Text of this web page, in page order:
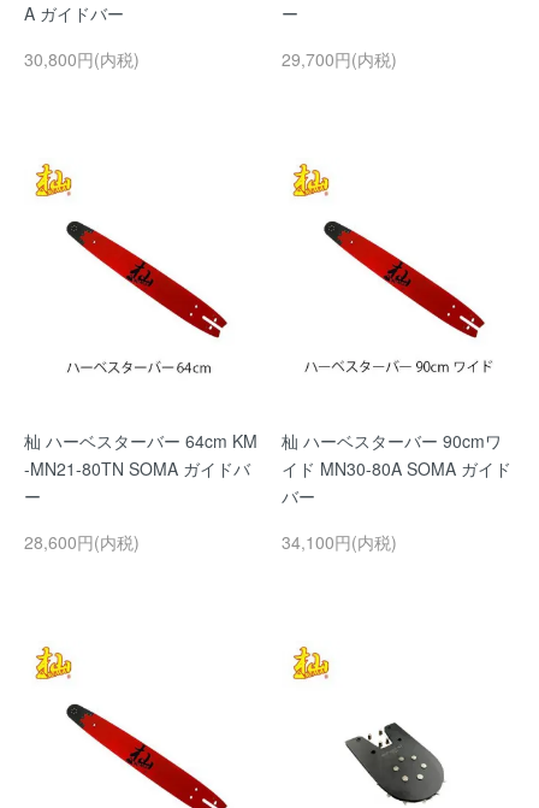
A ガイドバー
30,800円(内税)
ー
29,700円(内税)
杣 ハーベスターバー 64cm KM
-MN21-80TN SOMA ガイドバ
ー
28,600円(内税)
杣 ハーベスターバー 90cmワ
イド MN30-80A SOMA ガイド
バー
34,100円(内税)